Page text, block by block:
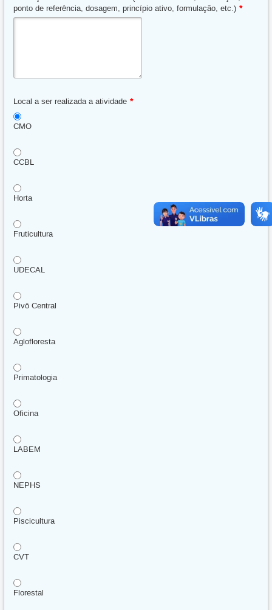
ponto de referência, dosagem, princípio ativo, formulação, etc.) *
Local a ser realizada a atividade *
CMO
CCBL
Horta
Fruticultura
UDECAL
Pivô Central
Aglofloresta
Primatologia
Oficina
LABEM
NEPHS
Piscicultura
CVT
Florestal